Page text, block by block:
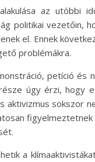
az utóbbi
politikai vezetőin,
el. Ennek
problémákra.
petíció és
úgy érzi, hogy
aktivizmus sokszor
a